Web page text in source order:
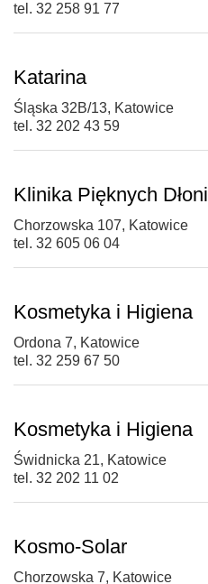
tel. 32 258 91 77
Katarina
Śląska 32B/13, Katowice
tel. 32 202 43 59
Klinika Pięknych Dłoni
Chorzowska 107, Katowice
tel. 32 605 06 04
Kosmetyka i Higiena
Ordona 7, Katowice
tel. 32 259 67 50
Kosmetyka i Higiena
Świdnicka 21, Katowice
tel. 32 202 11 02
Kosmo-Solar
Chorzowska 7, Katowice